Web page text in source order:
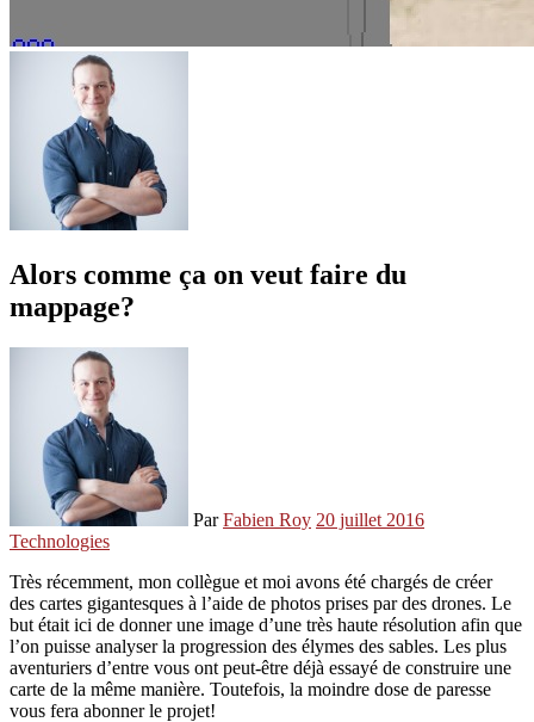
Alors comme ça on veut faire du
mappage?
ParFabien Roy 20 juillet 2016
Technologies
Très récemment, mon collègue et moi avons été chargés de créer
des cartes gigantesques à l’aide de photos prises par des drones. Le
but était ici de donner une image d’une très haute résolution afin que
l’on puisse analyser la progression des élymes des sables. Les plus
aventuriers d’entre vous ont peut-être déjà essayé de construire une
carte de la même manière. Toutefois, la moindre dose de paresse
vous fera abonner le projet!